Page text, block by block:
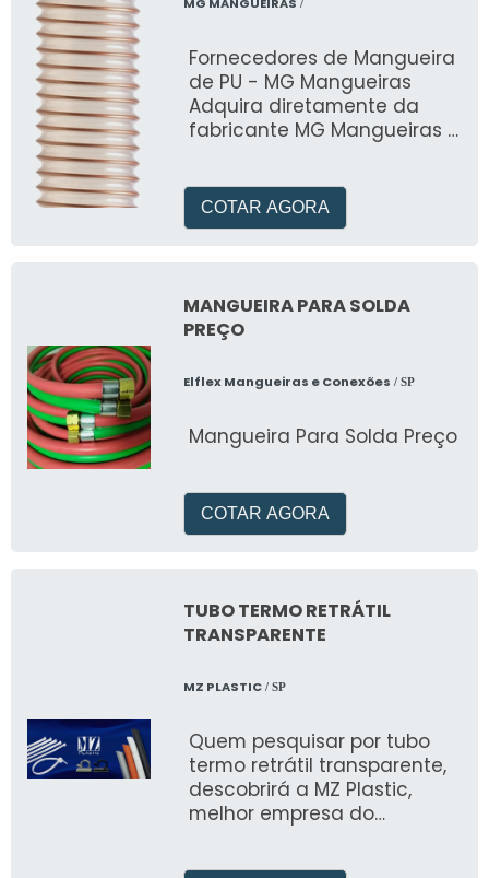
/
Fornecedores de Mangueira
de PU - MG Mangueiras
Adquira diretamente da
fabricante MG Mangueiras -
desde 2010. Produtos com
temperatura de trabalho de
compressão e óleos
minerais. Atendemos todo o
Brasil para setores
moveleiro, automotivo,
construção civil, químico e
seu orçamento e receba
garantia de procedência.
COTAR AGORA
MANGUEIRA PARA SOLDA
PREÇO
Elflex Mangueiras e Conexões / SP
Mangueira Para Solda Preço
COTAR AGORA
TUBO TERMO RETRÁTIL
TRANSPARENTE
MZ PLASTIC/ SP
Quem pesquisar por tubo
termo retrátil transparente,
descobrirá a MZ Plastic,
melhor empresa do